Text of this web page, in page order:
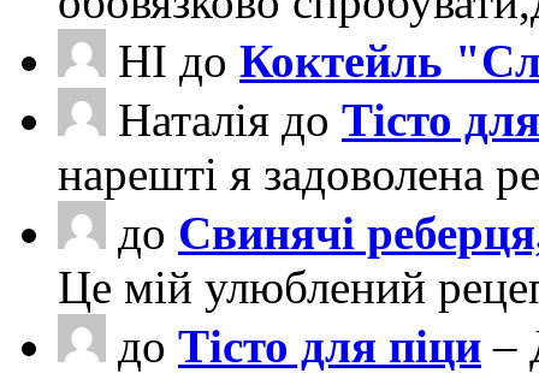
НІ до Коктейль
Наталія до Тісто
нарешті я задоволена
до Свинячі
Це мій улюблений
до Тісто для піци –